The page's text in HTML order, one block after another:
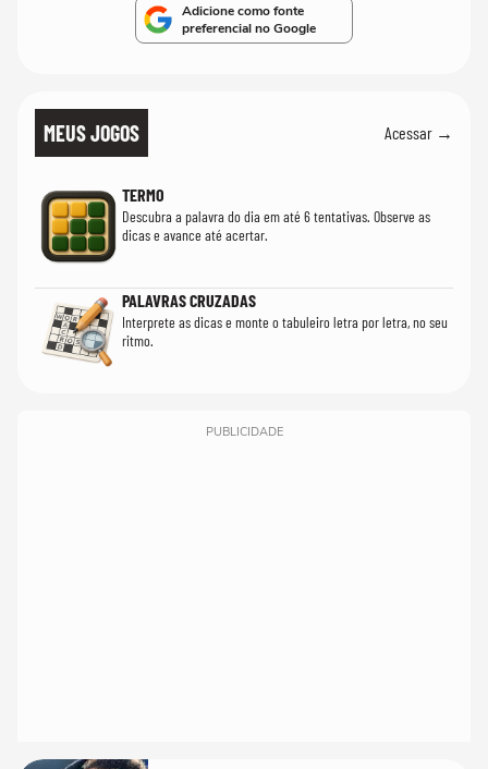
Adicione como fonte
preferencial no Google
MEUS JOGOS Acessar →
TERMO
Descubra a palavra do dia em até 6 tentativas. Observe as
dicas e avance até acertar.
PALAVRAS CRUZADAS
Interprete as dicas e monte o tabuleiro letra por letra, no seu
ritmo.
PUBLICIDADE